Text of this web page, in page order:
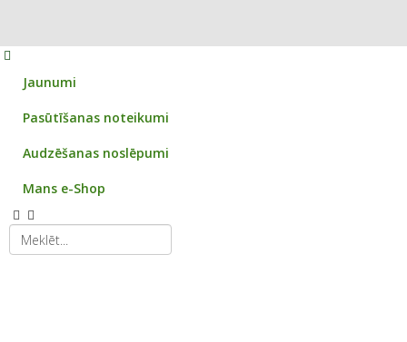
Jaunumi
Pasūtīšanas noteikumi
Audzēšanas noslēpumi
Mans e-Shop